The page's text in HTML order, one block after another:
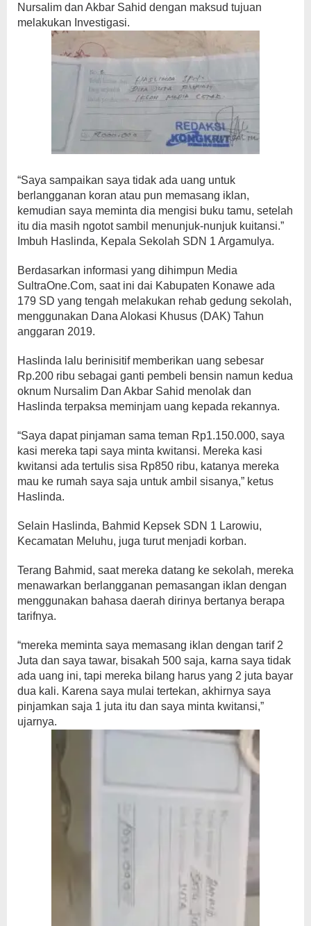
Nursalim dan Akbar Sahid dengan maksud tujuan
melakukan Investigasi.
“Saya sampaikan saya tidak ada uang untuk
berlangganan koran atau pun memasang iklan,
kemudian saya meminta dia mengisi buku tamu, setelah
itu dia masih ngotot sambil menunjuk-nunjuk kuitansi.”
Imbuh Haslinda, Kepala Sekolah SDN 1 Argamulya.
Berdasarkan informasi yang dihimpun Media
SultraOne.Com, saat ini dai Kabupaten Konawe ada
179 SD yang tengah melakukan rehab gedung sekolah,
menggunakan Dana Alokasi Khusus (DAK) Tahun
anggaran 2019.
Haslinda lalu berinisitif memberikan uang sebesar
Rp.200 ribu sebagai ganti pembeli bensin namun kedua
oknum Nursalim Dan Akbar Sahid menolak dan
Haslinda terpaksa meminjam uang kepada rekannya.
“Saya dapat pinjaman sama teman Rp1.150.000, saya
kasi mereka tapi saya minta kwitansi. Mereka kasi
kwitansi ada tertulis sisa Rp850 ribu, katanya mereka
mau ke rumah saya saja untuk ambil sisanya,” ketus
Haslinda.
Selain Haslinda, Bahmid Kepsek SDN 1 Larowiu,
Kecamatan Meluhu, juga turut menjadi korban.
Terang Bahmid, saat mereka datang ke sekolah, mereka
menawarkan berlangganan pemasangan iklan dengan
menggunakan bahasa daerah dirinya bertanya berapa
tarifnya.
“mereka meminta saya memasang iklan dengan tarif 2
Juta dan saya tawar, bisakah 500 saja, karna saya tidak
ada uang ini, tapi mereka bilang harus yang 2 juta bayar
dua kali. Karena saya mulai tertekan, akhirnya saya
pinjamkan saja 1 juta itu dan saya minta kwitansi,”
ujarnya.